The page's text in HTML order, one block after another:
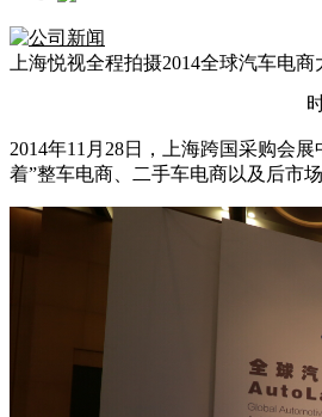
上海悦视全程拍摄2014全球汽车电商
2014年11月28日，上海跨国采购会
着”整车电商、二手车电商以及后市